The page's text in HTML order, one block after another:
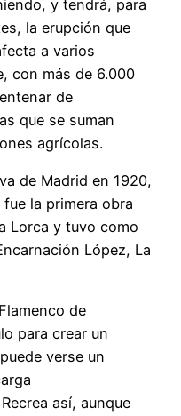
y tendrá, para
la erupción que
a varios
con más de 6.000
de
que se suman
agrícolas.
de Madrid en 1920,
fue la primera obra
Lorca y tuvo como
López, La
de
para crear un
verse un
así, aunque